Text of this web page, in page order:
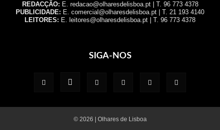
REDACÇÃO: E. redacao@olharesdelisboa.pt | T. 96 773 4378
PUBLICIDADE: E. comercial@olharesdelisboa.pt | T. 21 193 4140
LEITORES: E. leitores@olharesdelisboa.pt | T. 96 773 4378
SIGA-NOS
© 2026 | Olhares de Lisboa